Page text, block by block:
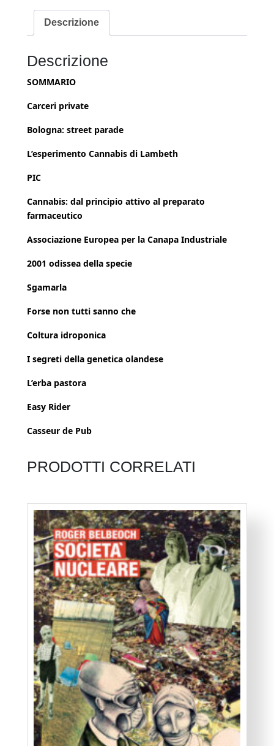
Descrizione
Descrizione
SOMMARIO
Carceri private
Bologna: street parade
L’esperimento Cannabis di Lambeth
PIC
Cannabis: dal principio attivo al preparato
farmaceutico
Associazione Europea per la Canapa Industriale
2001 odissea della specie
Sgamarla
Forse non tutti sanno che
Coltura idroponica
I segreti della genetica olandese
L’erba pastora
Easy Rider
Casseur de Pub
PRODOTTI CORRELATI